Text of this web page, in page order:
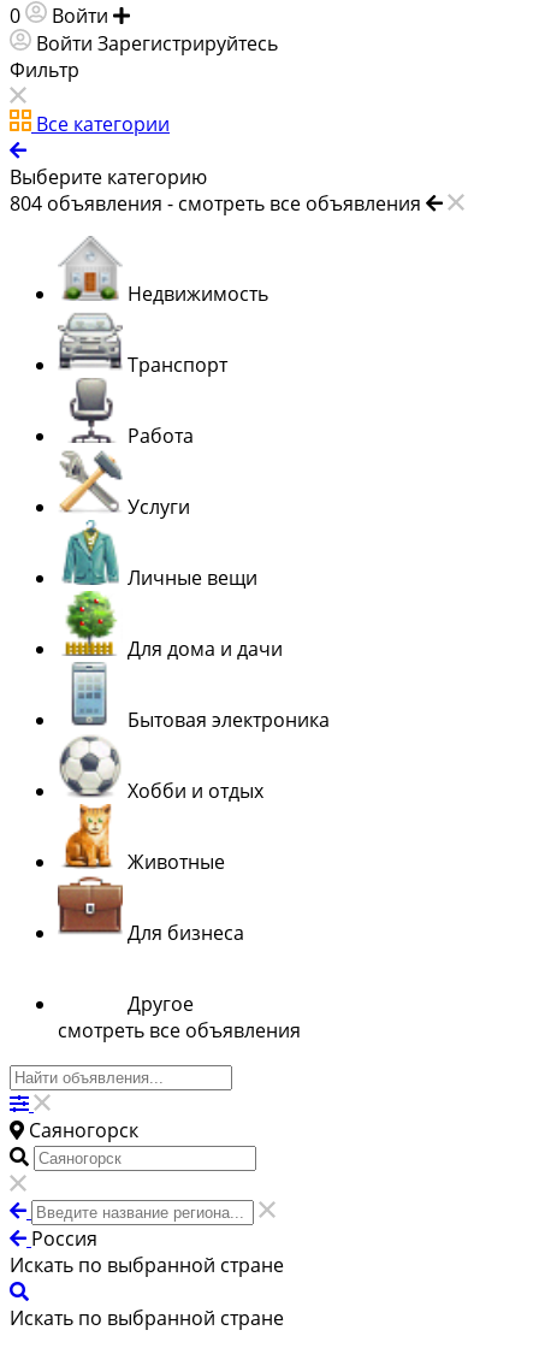
0 Войти
Войти Зарегистрируйтесь
Фильтр
Все категории
Выберите категорию
804 объявления - смотреть все объявления
Недвижимость
Транспорт
Работа
Услуги
Личные вещи
Для дома и дачи
Бытовая электроника
Хобби и отдых
Животные
Для бизнеса
Другое
смотреть все объявления
Саяногорск
Россия
Искать по выбранной стране
Искать по выбранной стране